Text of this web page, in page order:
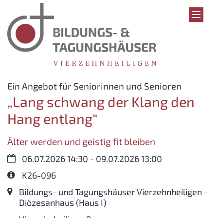
Zum Inhalt springen
Ein Angebot für Seniorinnen und Senioren
„Lang schwang der Klang den
Hang entlang“
Älter werden und geistig fit bleiben
Datum:06.07.2026 14:30 - 09.07.2026 13:00
Art bzw. Nummer:
K26-096
Ort:Bildungs- und Tagungshäuser Vierzehnheiligen -
Diözesanhaus (Haus I)